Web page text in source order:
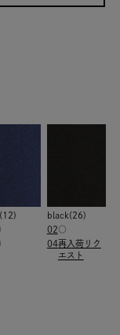
black(26)
02○
04再入荷リク
エスト